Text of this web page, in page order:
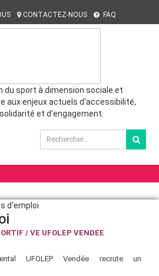
CONTACTEZ-NOUS FAQ
du sport à dimension sociale et
aux enjeux actuels d'accessibilité,
et d'engagement.
d'emploi
/ VE UFOLEP VENDEE
UFOLEP Vendée recrute un